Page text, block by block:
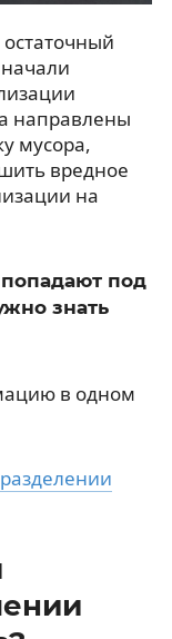
начали
направлены
мусора,
вредное
на
под
знать
в одном